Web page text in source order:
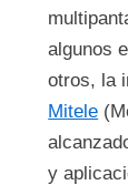
algunos
otros, la
Mitele
y